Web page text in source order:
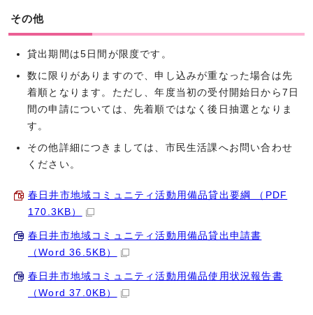
その他
貸出期間は5日間が限度です。
数に限りがありますので、申し込みが重なった場合は先
着順となります。ただし、年度当初の受付開始日から7日
間の申請については、先着順ではなく後日抽選となりま
す。
その他詳細につきましては、市民生活課へお問い合わせ
ください。
春日井市地域コミュニティ活動用備品貸出要綱 （PDF
170.3KB）
春日井市地域コミュニティ活動用備品貸出申請書
（Word 36.5KB）
春日井市地域コミュニティ活動用備品使用状況報告書
（Word 37.0KB）